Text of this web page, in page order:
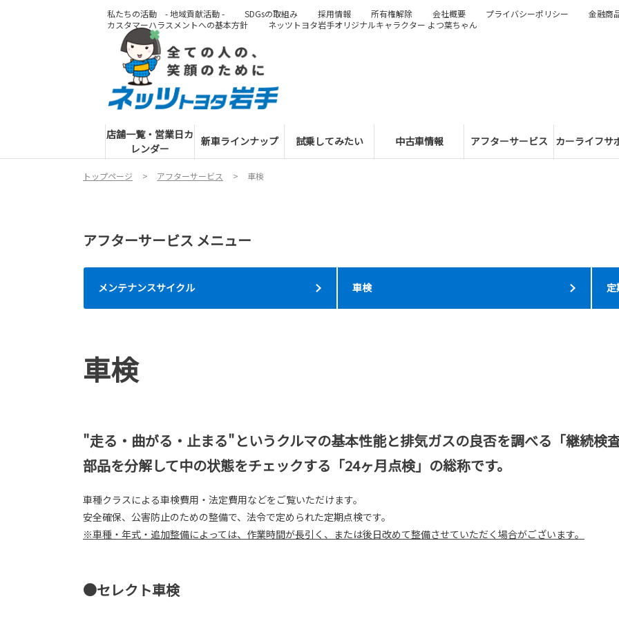
店舗一覧・営業日カ
レンダー
新車ラインナップ 試乗してみたい 中古車情報 アフターサービス カーライフサ
私たちの活動 - 地域貢献活動 - SDGsの取組み 採用情報 所有権解除 会社概要 プライバシーポリシー
金融商
カスタマーハラスメントへの基本方針
ネッツトヨタ岩手オリジナルキャラクター よつ葉ちゃん
トップページ アフターサービス 車検
アフターサービス メニュー
メンテナンスサイクル 車検
車検
"走る・曲がる・止まる"というクルマの基本性能と排気ガスの良否を調べる「継続検
部品を分解して中の状態をチェックする「24ヶ月点検」の総称です。
車種クラスによる車検費用・法定費用などをご覧いただけます。
安全確保、公害防止のための整備で、法令で定められた定期点検です。
※車種・年式・追加整備によっては、作業時間が長引く、または後日改めて整備させていただく場合がございます。
●セレクト車検